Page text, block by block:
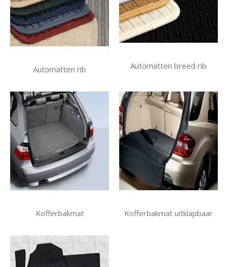
Automatten rib Automatten breed rib
Kofferbakmat Kofferbakmat uitklapbaar